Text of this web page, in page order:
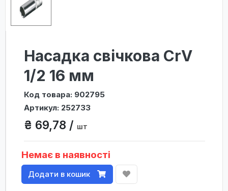
Насадка свічкова CrV
1/2 16 мм
Код товара: 902795
Артикул: 252733
₴ 69,78 / шт
Немає в наявності
Додати в кошик